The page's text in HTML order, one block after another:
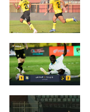
الدوري الفرنسي
دوري أبطال أوروبا
دوري أبطال إفريقيا
كل البطولات